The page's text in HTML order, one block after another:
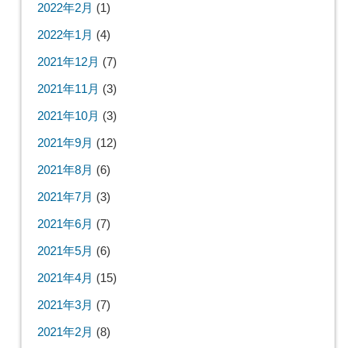
2022年2月 (1)
2022年1月 (4)
2021年12月 (7)
2021年11月 (3)
2021年10月 (3)
2021年9月 (12)
2021年8月 (6)
2021年7月 (3)
2021年6月 (7)
2021年5月 (6)
2021年4月 (15)
2021年3月 (7)
2021年2月 (8)